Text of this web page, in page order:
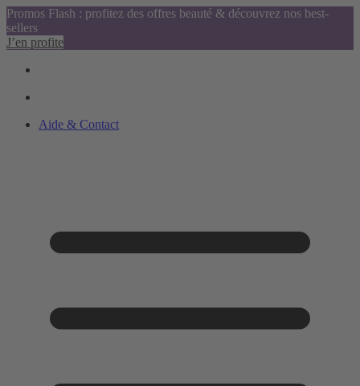
Promos Flash : profitez des offres beauté & découvrez nos best-
sellers
J’en profite
Aide & Contact